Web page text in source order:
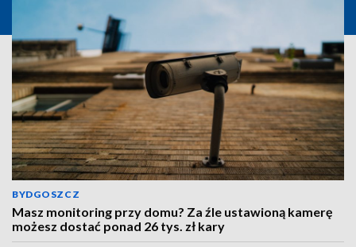
BYDGOSZCZ
Masz monitoring przy domu? Za źle ustawioną kamerę
możesz dostać ponad 26 tys. zł kary